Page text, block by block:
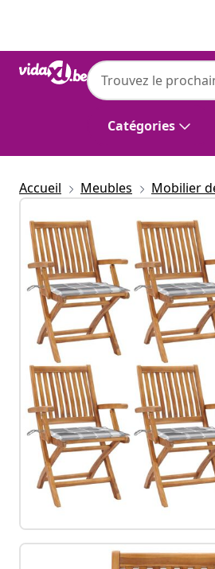
Catégories
Accueil Meubles Mobilier